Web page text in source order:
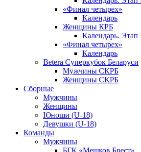
«Финал четырех»
Календарь
Женщины КРБ
Календарь. Этап
«Финал четырех»
Календарь
Betera Суперкубок Беларуси
Мужчины СКРБ
Женщины СКРБ
Сборные
Мужчины
Женщины
Юноши (U-18)
Девушки (U-18)
Команды
Мужчины
БГК «Мешков Брест»